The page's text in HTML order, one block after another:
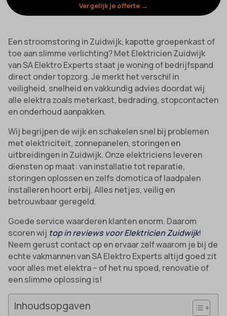
Vergelijk je offerte →
Een stroomstoring in Zuidwijk, kapotte groepenkast of
toe aan slimme verlichting? Met Elektricien Zuidwijk
van SA Elektro Experts staat je woning of bedrijfspand
direct onder topzorg. Je merkt het verschil in
veiligheid, snelheid en vakkundig advies doordat wij
alle elektra zoals meterkast, bedrading, stopcontacten
en onderhoud aanpakken.
Wij begrijpen de wijk en schakelen snel bij problemen
met elektriciteit, zonnepanelen, storingen en
uitbreidingen in Zuidwijk. Onze elektriciens leveren
diensten op maat: van installatie tot reparatie,
storingen oplossen en zelfs domotica of laadpalen
installeren hoort erbij. Alles netjes, veilig en
betrouwbaar geregeld.
Goede service waarderen klanten enorm. Daarom
scoren wij top in reviews voor Elektricien Zuidwijk!
Neem gerust contact op en ervaar zelf waarom je bij de
echte vakmannen van SA Elektro Experts altijd goed zit
voor alles met elektra – of het nu spoed, renovatie of
een slimme oplossing is!
Inhoudsopgaven